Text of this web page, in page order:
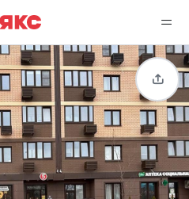
Сравнение
0 объявлений